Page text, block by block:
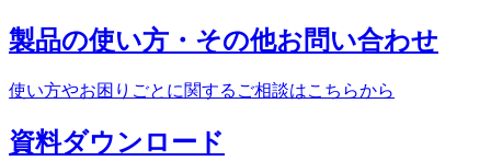
製品の使い方・ その他お問い合わせ
使い方やお困りごとに関する ご相談はこちらから
資料ダウンロード